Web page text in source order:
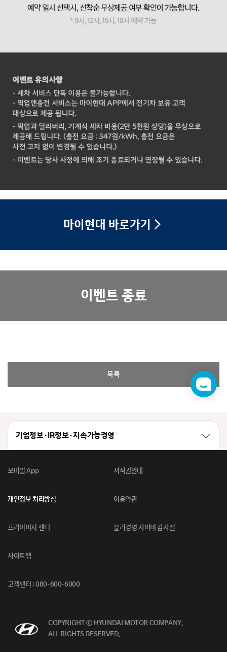
마이현대 바로가기
이벤트 종료
목록
챗
봇
기업정보 · IR정보 · 지속가능경영
모바일 App 저작권안내
개인정보 처리방침 이용약관
프라이버시 센터 윤리경영 사이버 감사실
사이트맵
고객센터 : 080-600-6000
COPYRIGHT ⓒ HYUNDAI MOTOR COMPANY.
ALL RIGHTS RESERVED.